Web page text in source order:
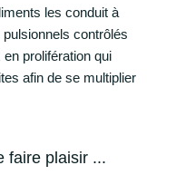
les conduit à
contrôlés
prolifération qui
afin de se multiplier
faire plaisir ...